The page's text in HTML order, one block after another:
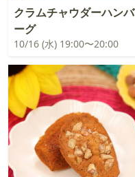
クラムチャウダーハンバ
ーグ
10/16 (水) 19:00〜20:00